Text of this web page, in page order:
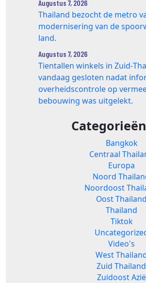
Augustus 7, 2026
Thailand bezocht de metro
modernisering van de
land.
Augustus 7, 2026
Tientallen winkels in
vandaag gesloten nadat
overheidscontrole op
bebouwing was uitgelekt.
Categorieën
Bangkok
Centraal
Europa
Noord
Noordoost
Oost Thailand
Thailand
Tiktok
Video's
West
Zuid Thailand
Zuidoost Azië